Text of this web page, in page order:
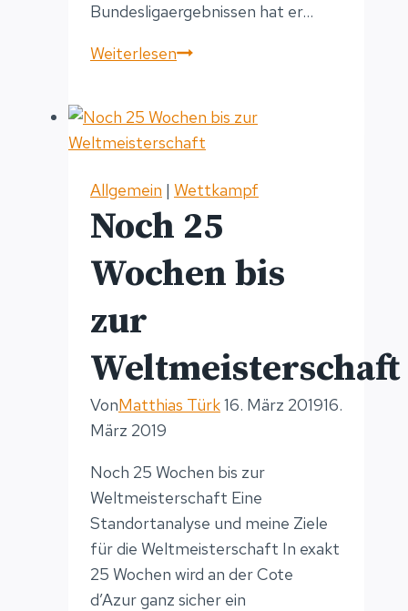
Bundesligaergebnissen hat er…
Weiterlesen2.
Forchheim
Triathlon
Allgemein | Wettkampf
Noch 25
Wochen bis
zur
Weltmeisterschaft
VonMatthias Türk16. März 201916.
März 2019
Noch 25 Wochen bis zur
Weltmeisterschaft Eine
Standortanalyse und meine Ziele
für die Weltmeisterschaft In exakt
25 Wochen wird an der Cote
d’Azur ganz sicher ein